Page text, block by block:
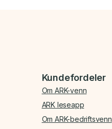
Kundefordeler
Om ARK-venn
ARK leseapp
Om ARK-bedriftsvenn